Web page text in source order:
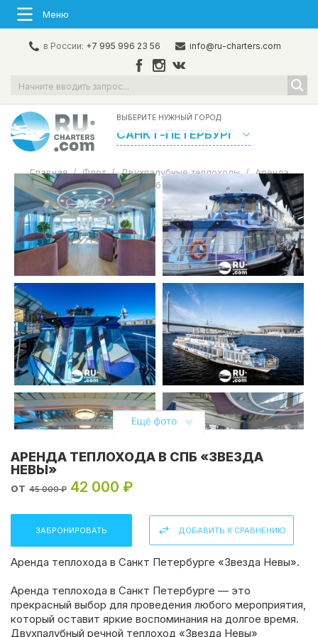
Меню
в России: +7 995 996 23 56 info@ru-charters.com
ВЫБЕРИТЕ НУЖНЫЙ ГОРОД:
САНКТ-ПЕТЕРБУРГ
Главная / Флот / Двухпалубные теплоходы / Аренда
теплохода в СПб «Звезда Невы»
АРЕНДА ТЕПЛОХОДА В СПБ «ЗВЕЗДА
НЕВЫ»
от 45 000 ₽ 42 000 ₽
ЗАБРОНИРОВАТЬ ДОБАВИТЬ К СРАВНЕНИЮ
Аренда теплохода в Санкт Петербурге «Звезда Невы».
Аренда теплохода в Санкт Петербурге — это
прекрасный выбор для проведения любого мероприятия,
который оставит яркие воспоминания на долгое время.
Двухпалубный речной теплоход «Звезда Невы»